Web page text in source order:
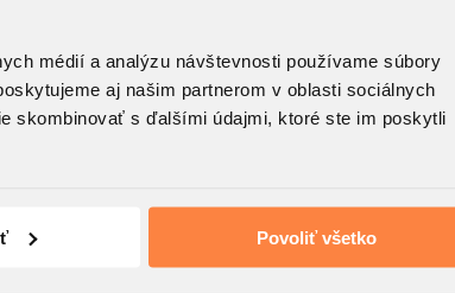
médií a analýzu návštevnosti používame súbory
aj našim partnerom v oblasti sociálnych
skombinovať s ďalšími údajmi, ktoré ste im poskytli
Povoliť všetko